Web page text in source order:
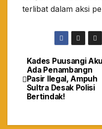
terlibat dalam aksi
Navigasi
pos
Kades Puusangi
Ada Penambangn
Pasir Ilegal, Ampuh
Sultra Desak Polisi
Bertindak!